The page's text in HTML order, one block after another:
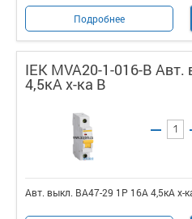
Подробнее
IEK MVA20-1-016-B
4,5кА х-ка В
Авт. выкл. ВА47-29 1Р 16А 4,5кА х-